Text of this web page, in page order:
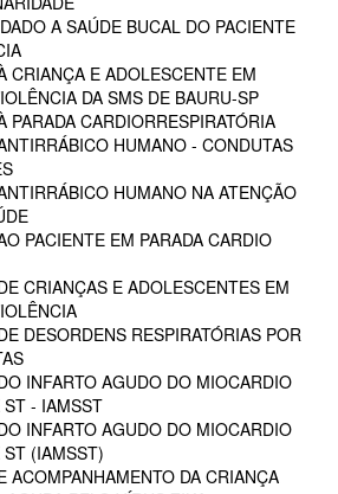
A SAÚDE BUCAL DO PACIENTE
CRIANÇA E ADOLESCENTE EM
DA SMS DE BAURU-SP
PARADA CARDIORRESPIRATÓRIA
HUMANO - CONDUTAS
HUMANO NA ATENÇÃO
PACIENTE EM PARADA CARDIO
CRIANÇAS E ADOLESCENTES EM
DESORDENS RESPIRATÓRIAS POR
INFARTO AGUDO DO MIOCARDIO
- IAMSST
INFARTO AGUDO DO MIOCARDIO
(IAMSST)
ACOMPANHAMENTO DA CRIANÇA